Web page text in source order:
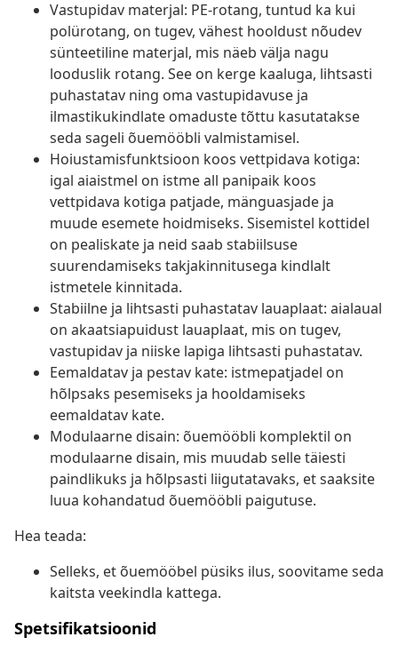
Vastupidav materjal: PE-rotang, tuntud ka kui
polürotang, on tugev, vähest hooldust nõudev
sünteetiline materjal, mis näeb välja nagu
looduslik rotang. See on kerge kaaluga, lihtsasti
puhastatav ning oma vastupidavuse ja
ilmastikukindlate omaduste tõttu kasutatakse
seda sageli õuemööbli valmistamisel.
Hoiustamisfunktsioon koos vettpidava kotiga:
igal aiaistmel on istme all panipaik koos
vettpidava kotiga patjade, mänguasjade ja
muude esemete hoidmiseks. Sisemistel kottidel
on pealiskate ja neid saab stabiilsuse
suurendamiseks takjakinnitusega kindlalt
istmetele kinnitada.
Stabiilne ja lihtsasti puhastatav lauaplaat: aialaual
on akaatsiapuidust lauaplaat, mis on tugev,
vastupidav ja niiske lapiga lihtsasti puhastatav.
Eemaldatav ja pestav kate: istmepatjadel on
hõlpsaks pesemiseks ja hooldamiseks
eemaldatav kate.
Modulaarne disain: õuemööbli komplektil on
modulaarne disain, mis muudab selle täiesti
paindlikuks ja hõlpsasti liigutatavaks, et saaksite
luua kohandatud õuemööbli paigutuse.
Hea teada:
Selleks, et õuemööbel püsiks ilus, soovitame seda
kaitsta veekindla kattega.
Spetsifikatsioonid